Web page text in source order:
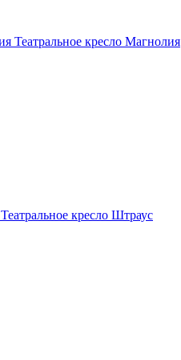
Театральное кресло Магнолия
Театральное кресло Штраус